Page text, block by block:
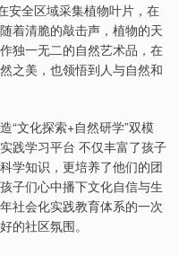
安全区域采集植物叶片，在
着清脆的敲击声，植物的天
独一无二的自然艺术品，在
之美，也领悟到人与自然和
“文化探索+自然研学”双模
践学习平台 不仅丰富了孩子
学知识，更培养了他们的团
子们心中播下文化自信与生
社会化实践教育体系的一次
的社区氛围。